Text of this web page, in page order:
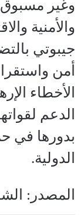
وغير مسبوق
والأمنية
جيبوتي
أمن
الأخطاء
الدعم
بدورها في
الدولية.
المصدر: